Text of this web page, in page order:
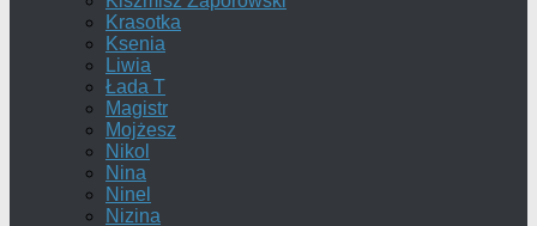
Krasotka
Ksenia
Liwia
Łada T
Magistr
Mojżesz
Nikol
Nina
Ninel
Nizina